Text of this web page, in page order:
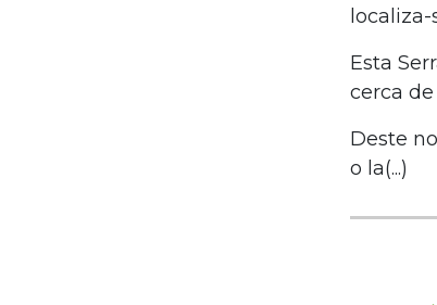
Esta
cerca
Deste
o la(...)